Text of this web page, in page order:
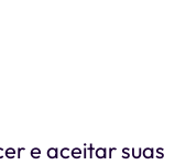
e aceitar suas